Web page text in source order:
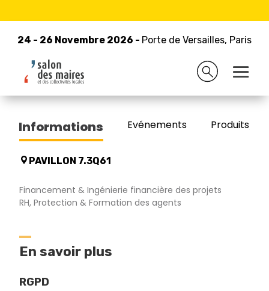
24 - 26 Novembre 2026 - Porte de Versailles, Paris
24 - 26 Novembre 2026 - Porte de Versailles, Paris
Retour à la liste des exposants
CREDIT AGRICOLE
Informations Evénements Produits/
PAVILLON 7.3Q61
Financement & Ingénierie financière des projets
RH, Protection & Formation des agents
En savoir plus
RGPD